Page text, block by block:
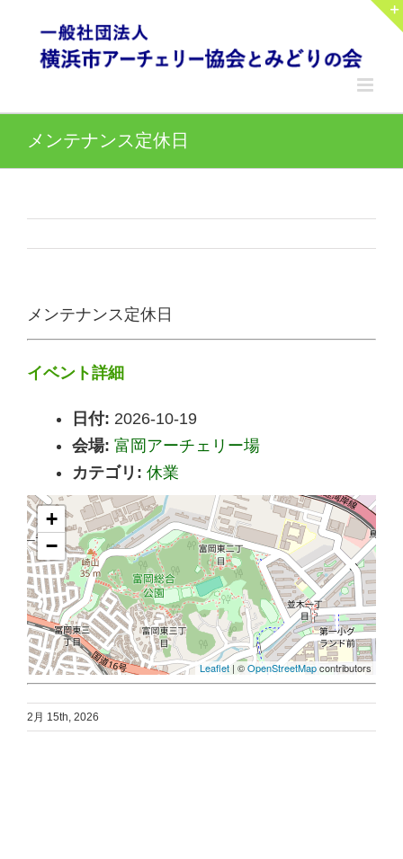
content
メンテナンス定休日
メンテナンス定休日
イベント詳細
日付: 2026-10-19
会場: 富岡アーチェリー場
カテゴリ: 休業
+
−
Leaflet | ©OpenStreetMapcontributors
2月 15th, 2026